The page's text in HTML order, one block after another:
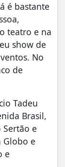
é bastante
teatro e na
show de
No
de
Tadeu
Brasil,
e
Globo e
e